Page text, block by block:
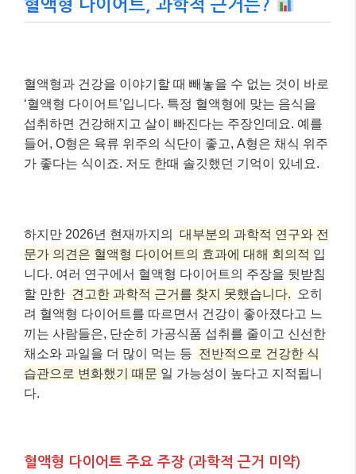
혈액형 다이어트, 과학적 근거는?
혈액형과 건강을 이야기할 때 빼놓을 수 없는 것이 바로
‘혈액형 다이어트’입니다. 특정 혈액형에 맞는 음식을
섭취하면 건강해지고 살이 빠진다는 주장인데요. 예를
들어, O형은 육류 위주의 식단이 좋고, A형은 채식 위주
가 좋다는 식이죠. 저도 한때 솔깃했던 기억이 있네요.
하지만 2026년 현재까지의
대부분의 과학적 연구와 전
문가 의견은 혈액형 다이어트의 효과에 대해 회의적 입
니다. 여러 연구에서 혈액형 다이어트의 주장을 뒷받침
할 만한 견고한 과학적 근거를 찾지 못했습니다.
오히
려 혈액형 다이어트를 따르면서 건강이 좋아졌다고 느
끼는 사람들은, 단순히 가공식품 섭취를 줄이고 신선한
채소와 과일을 더 많이 먹는 등 전반적으로 건강한 식
습관으로 변화했기 때문 일 가능성이 높다고 지적됩니
다.
혈액형 다이어트 주요 주장 (과학적 근거 미약)